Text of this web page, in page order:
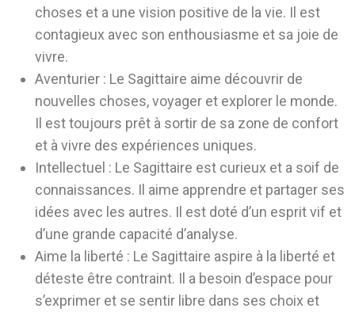
choses et a une vision positive de la vie. Il est
contagieux avec son enthousiasme et sa joie de
vivre.
Aventurier : Le Sagittaire aime découvrir de
nouvelles choses, voyager et explorer le monde.
Il est toujours prêt à sortir de sa zone de confort
et à vivre des expériences uniques.
Intellectuel : Le Sagittaire est curieux et a soif de
connaissances. Il aime apprendre et partager ses
idées avec les autres. Il est doté d’un esprit vif et
d’une grande capacité d’analyse.
Aime la liberté : Le Sagittaire aspire à la liberté et
déteste être contraint. Il a besoin d’espace pour
s’exprimer et se sentir libre dans ses choix et